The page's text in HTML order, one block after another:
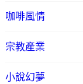
咖啡風情
宗教產業
小說幻夢